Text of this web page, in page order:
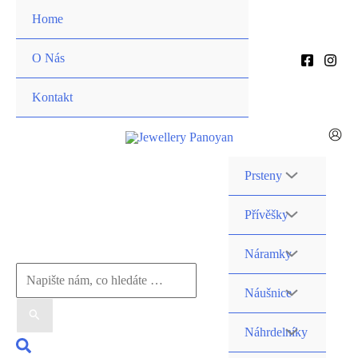
Home
O Nás
Kontakt
Vyhledat
pro:
Hledat
Prsteny
Přívěšky
Náramky
Náušnice
Náhrdelníky